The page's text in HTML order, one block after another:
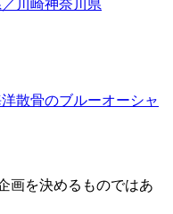
川崎神奈川県
散骨のブルーオーシャ
画を決めるものではあ